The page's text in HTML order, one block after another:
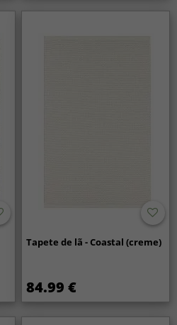
Tapete de lã - Coastal (creme)
84.99 €